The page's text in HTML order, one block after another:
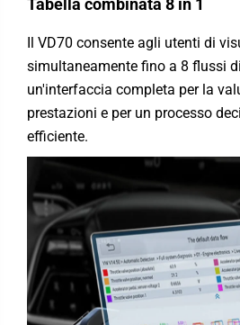
Tabella combinata 8 in 1
Il VD70 consente agli utenti di
simultaneamente fino a 8 flussi
un'interfaccia completa per la
prestazioni e per un processo
efficiente.